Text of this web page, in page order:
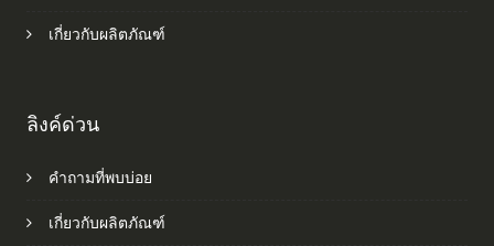
เกี่ยวกับผลิตภัณฑ์
ลิงค์ด่วน
คำถามที่พบบ่อย
เกี่ยวกับผลิตภัณฑ์